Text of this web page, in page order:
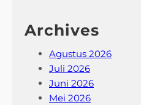
Archives
Agustus 2026
Juli 2026
Juni 2026
Mei 2026